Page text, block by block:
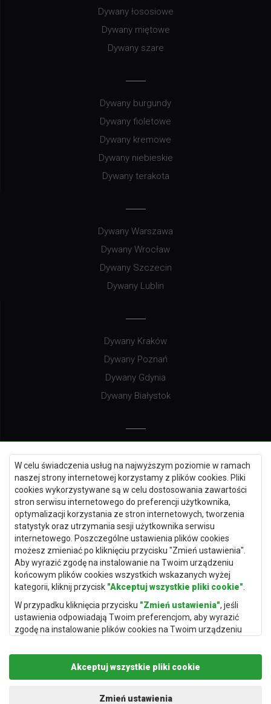
W celu świadczenia usług na najwyższym poziomie w ramach
naszej strony internetowej korzystamy z plików cookies. Pliki
cookies wykorzystywane są w celu dostosowania zawartości
stron serwisu internetowego do preferencji użytkownika,
optymalizacji korzystania ze stron internetowych, tworzenia
statystyk oraz utrzymania sesji użytkownika serwisu
internetowego. Poszczególne ustawienia plików cookies
możesz zmieniać po kliknięciu przycisku "Zmień ustawienia".
Aby wyrazić zgodę na instalowanie na Twoim urządzeniu
końcowym plików cookies wszystkich wskazanych wyżej
kategorii, kliknij przycisk "Akceptuj wszystkie pliki cookie"
W przypadku kliknięcia przycisku "Zmień ustawienia", jeśli
ustawienia odpowiadają Twoim preferencjom, aby wyrazić
zgodę na instalowanie plików cookies na Twoim urządzeniu
"Zapisz i zaakceptuj".
Podstawą przetwarzania danych osobowych, w zakresie w
administratora danych osobowych (Rugito Radosław Bartosik z
Akceptuj wszystkie pliki cookie
Zmień ustawienia
Dywany łososiowe
Dywany miętowe
Dywany szare
Dywany burgundy
Dywany fioletowe
Dywany kremowe
Dywany niebieskie
Dywany terakota
Dywany Warszawa
Dywany Wrocław
Dywany Szczecin
Dywany Lublin
Dywany Kraków
Dywany Poznań
Dywany Gdynia
Dywany Białystok
Dywany Gdańsk
Dywany Toruń
Dywany Bydgoszcz
Dywany Łódź
Dywany Katowice
Dywany Częstochowa
Copyright © 2019Rugito . Wszelkie prawa zastrzeżone.